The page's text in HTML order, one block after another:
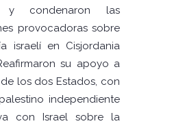
y condenaron las
provocadoras sobre
israelí en Cisjordania
su apoyo a
los dos Estados, con
independiente
con Israel sobre la